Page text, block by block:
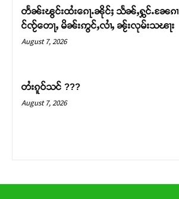
တႅၼ်းၽွင်းထႆးၵေႃႉၼိုင်ႈ သႅၼ်ႇႁွင်ႉၼႄၵၢ
င်ၸႂ်တေႃႇ မိၼ်းဢွင်ႇလၢႆႇ ၼႂ်းလုမ်းသၽႃး
August 7, 2026
တႆးၵူဝ်သင် ???
August 7, 2026